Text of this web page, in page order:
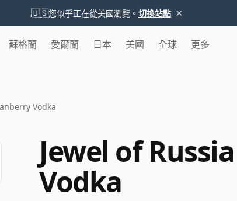
🇺🇸您似乎正在從美國瀏覽。 切換站點 ×
蘇格蘭 愛爾蘭 日本 美國 全球 更多
Vodka
Jewel of
Vodka